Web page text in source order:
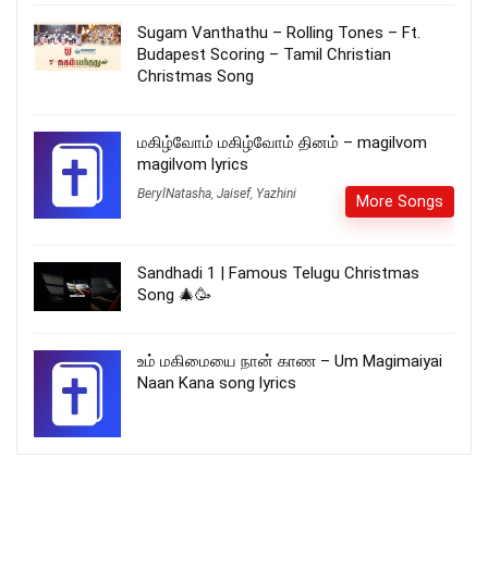
Sugam Vanthathu – Rolling Tones – Ft.
Budapest Scoring – Tamil Christian
Christmas Song
மகிழ்வோம் மகிழ்வோம் தினம் – magilvom
magilvom lyrics
BerylNatasha, Jaisef, Yazhini More Songs
Sandhadi 1 | Famous Telugu Christmas
Song 🎄🥳
உம் மகிமையை நான் காண – Um Magimaiyai
Naan Kana song lyrics